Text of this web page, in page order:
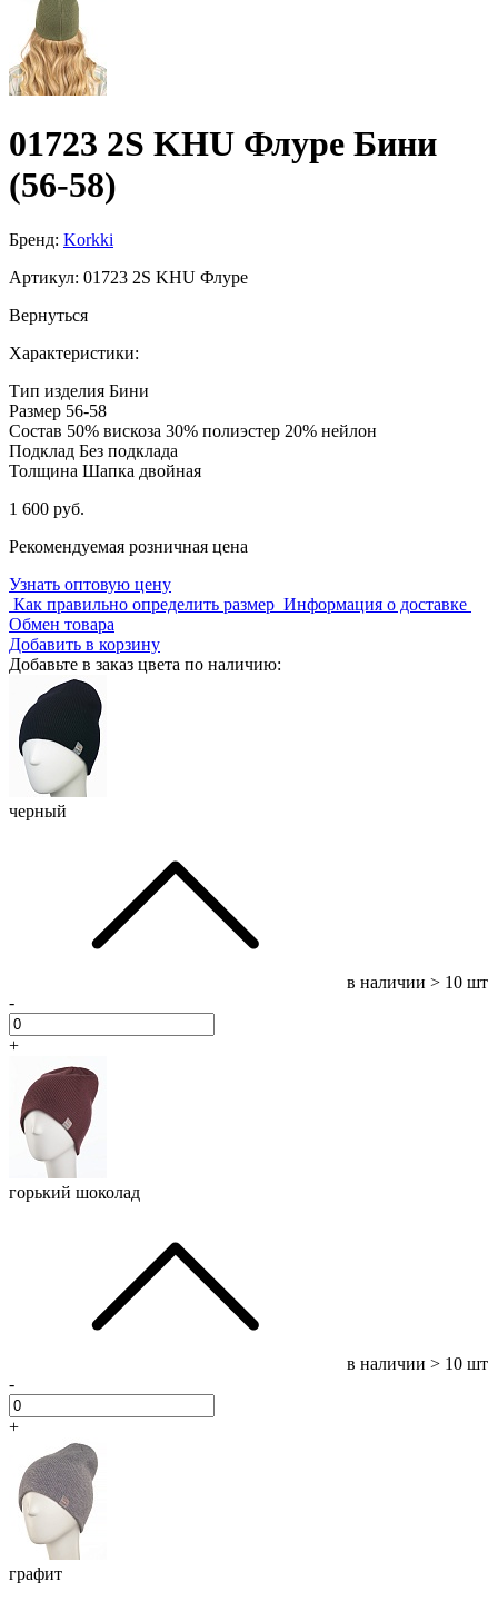
01723 2S KHU Флуре Бини
(56-58)
Бренд: Korkki
Артикул: 01723 2S KHU Флуре
Вернуться
Характеристики:
Тип изделия Бини
Размер 56-58
Состав 50% вискоза 30% полиэстер 20% нейлон
Подклад Без подклада
Толщина Шапка двойная
1 600 руб.
Рекомендуемая розничная цена
Узнать оптовую цену
Как правильно определить размер Информация о доставке
Обмен товара
Добавить в корзину
Добавьте в заказ цвета по наличию:
черный
в наличии > 10 шт
-
+
горький шоколад
в наличии > 10 шт
-
+
графит